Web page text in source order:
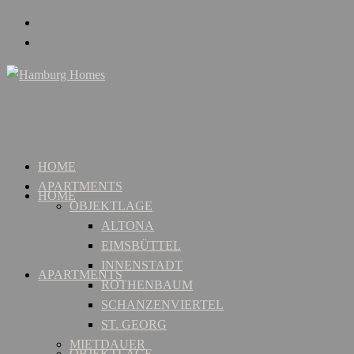
HOME
APARTMENTS
HOME
APARTMENTS
OBJEKTLAGE
ALTONA
EIMSBÜTTEL
INNENSTADT
ROTHENBAUM
SCHANZENVIERTEL
ST. GEORG
MIETDAUER